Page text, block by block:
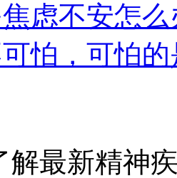
虑不安怎
怕，可怕
解最新精神